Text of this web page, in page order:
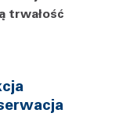
trwałość